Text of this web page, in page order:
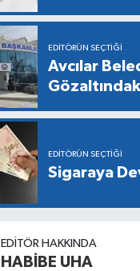
EDITÖRÜN SEÇTIĞI
Avcılar
EDITÖRÜN SEÇTIĞI
Sigaraya
EDITÖR HAKKINDA
HABİBE UHA